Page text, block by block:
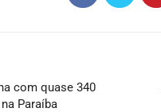
com quase 340
Paraíba